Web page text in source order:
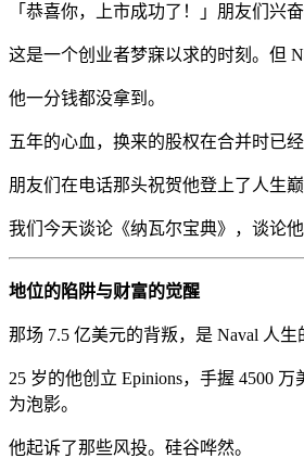
「恭喜你，上市成功了！」朋友们兴
这是一个创业者梦寐以求的时刻。但
他一分钱都没拿到。
五年的心血，换来的股权在合并时已
朋友们在电话那头祝贺他登上了人生
我们今天谈论《纳瓦尔宝典》，谈论
地位的陷阱与财富的觉醒
那场 7.5 亿美元的背叛，是 Naval 人生
25 岁的他创立 Epinions，手握 4500
为泡影。
他起诉了那些风投。硅谷哗然。